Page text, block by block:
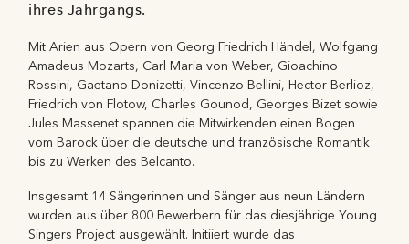
ihres Jahrgangs.
Mit Arien aus Opern von Georg Friedrich Händel, Wolfgang
Amadeus Mozarts, Carl Maria von Weber, Gioachino
Rossini, Gaetano Donizetti, Vincenzo Bellini, Hector Berlioz,
Friedrich von Flotow, Charles Gounod, Georges Bizet sowie
Jules Massenet spannen die Mitwirkenden einen Bogen
vom Barock über die deutsche und französische Romantik
bis zu Werken des Belcanto.
Insgesamt 14 Sängerinnen und Sänger aus neun Ländern
wurden aus über 800 Bewerbern für das diesjährige Young
Singers Project ausgewählt. Initiiert wurde das